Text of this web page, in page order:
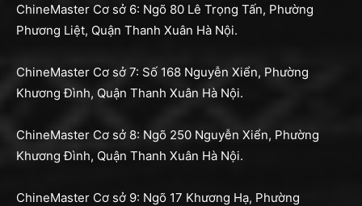
ChineMaster Cơ sở 6: Ngõ 80 Lê Trọng Tấn, Phường
Phương Liệt, Quận Thanh Xuân Hà Nội.
ChineMaster Cơ sở 7: Số 168 Nguyễn Xiển, Phường
Khương Đình, Quận Thanh Xuân Hà Nội.
ChineMaster Cơ sở 8: Ngõ 250 Nguyễn Xiển, Phường
Khương Đình, Quận Thanh Xuân Hà Nội.
ChineMaster Cơ sở 9: Ngõ 17 Khương Hạ, Phường